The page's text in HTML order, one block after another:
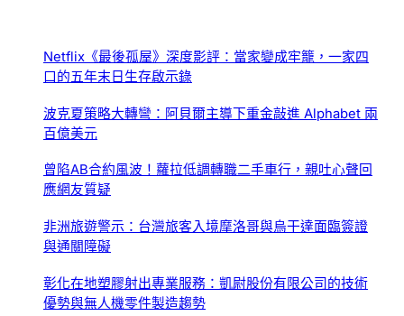
Netflix《最後孤屋》深度影評：當家變成牢籠，一家四
口的五年末日生存啟示錄
波克夏策略大轉彎：阿貝爾主導下重金敲進 Alphabet 兩
百億美元
曾陷AB合約風波！蘿拉低調轉職二手車行，親吐心聲回
應網友質疑
非洲旅遊警示：台灣旅客入境摩洛哥與烏干達面臨簽證
與通關障礙
彰化在地塑膠射出專業服務：凱尉股份有限公司的技術
優勢與無人機零件製造趨勢